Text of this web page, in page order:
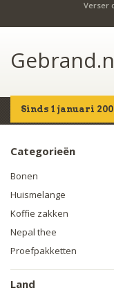
Verser
Sinds 1 januari
Home Producten
Categorieën
Bonen
Huismelange
Koffie zakken
Nepal thee
Proefpakketten
Land